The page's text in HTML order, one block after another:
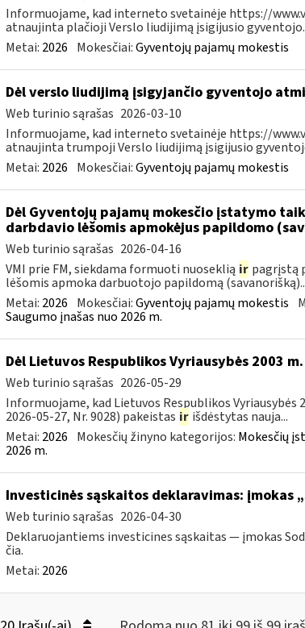
Informuojame, kad interneto svetainėje https://
atnaujinta plačioji Verslo liudijimą įsigijusio
Metai: 2026 Mokesčiai:Gyventojų pajamų mokestis
Dėl verslo liudijimą įsigyjančio gyventojo
Web turinio sąrašas 2026-03-10
Informuojame, kad interneto svetainėje https://
atnaujinta trumpoji Verslo liudijimą įsigijusio
Metai: 2026 Mokesčiai:Gyventojų pajamų mokestis
Dėl Gyventojų pajamų mokesčio įstatymo
darbdavio lėšomis apmokėjus papildomo
Web turinio sąrašas 2026-04-16
VMI prie FM, siekdama formuoti nuoseklią ir pagrįstą
lėšomis apmoka darbuotojo papildomą
Metai: 2026 Mokesčiai:Gyventojų pajamų mokestis
Saugumo įnašas nuo 2026 m.
Dėl Lietuvos Respublikos Vyriausybės 2003
Web turinio sąrašas 2026-05-29
Informuojame, kad Lietuvos Respublikos Vyriausybės
2026-05-27, Nr. 9028) pakeistas ir išdėstytas nauja...
Metai: 2026 Mokesčių žinyno kategorijos: Mokesčių
2026 m.
Investicinės sąskaitos deklaravimas: įmokas
Web turinio sąrašas 2026-04-30
Deklaruojantiems investicines sąskaitas — įmokas
čia.
Metai: 2026